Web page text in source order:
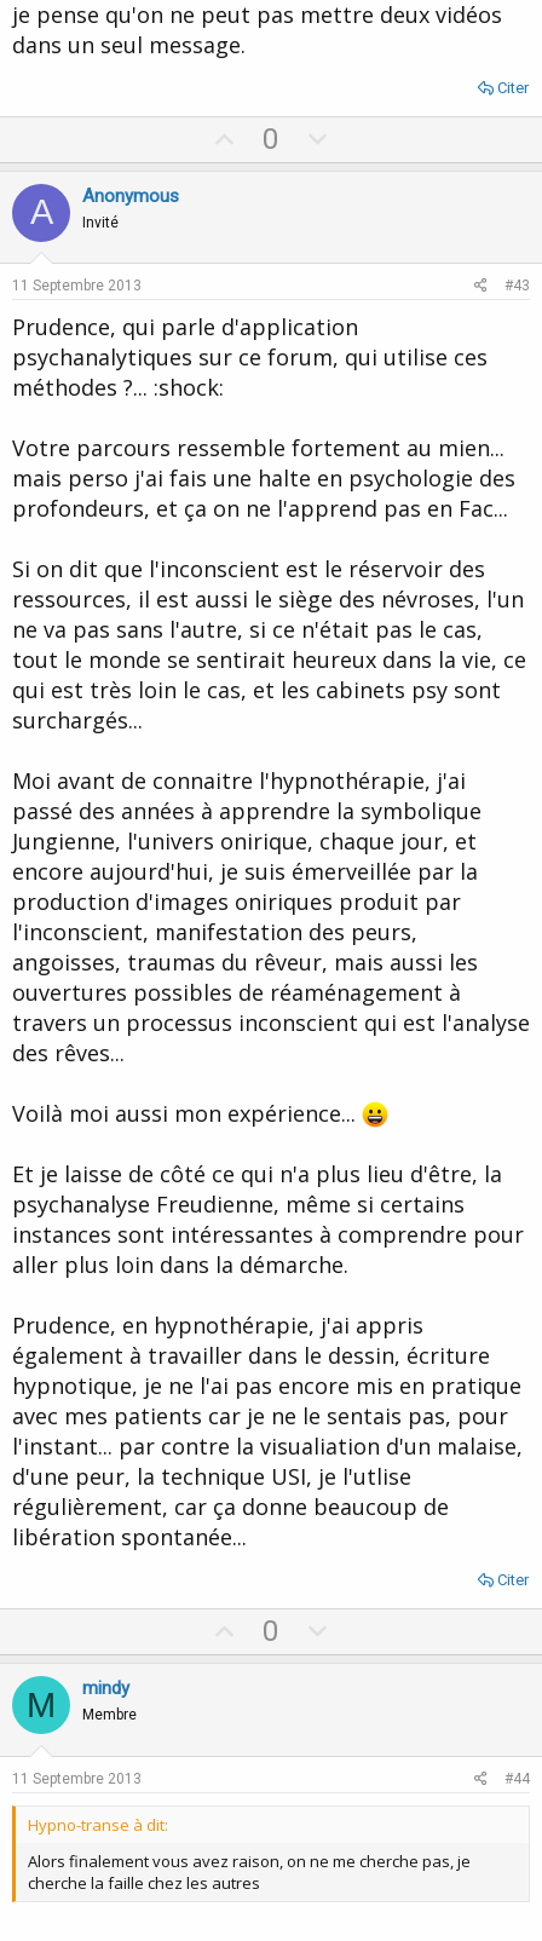
je pense qu'on ne peut pas mettre deux vidéos
dans un seul message.
Citer
p
t
0
o
v
e
A Anonymous
Invité
11 Septembre 2013 #43
Prudence, qui parle d'application
psychanalytiques sur ce forum, qui utilise ces
méthodes ?... :shock:
Votre parcours ressemble fortement au mien...
mais perso j'ai fais une halte en psychologie des
profondeurs, et ça on ne l'apprend pas en Fac...
Si on dit que l'inconscient est le réservoir des
ressources, il est aussi le siège des névroses, l'un
ne va pas sans l'autre, si ce n'était pas le cas,
tout le monde se sentirait heureux dans la vie, ce
qui est très loin le cas, et les cabinets psy sont
surchargés...
Moi avant de connaitre l'hypnothérapie, j'ai
passé des années à apprendre la symbolique
Jungienne, l'univers onirique, chaque jour, et
encore aujourd'hui, je suis émerveillée par la
production d'images oniriques produit par
l'inconscient, manifestation des peurs,
angoisses, traumas du rêveur, mais aussi les
ouvertures possibles de réaménagement à
travers un processus inconscient qui est l'analyse
des rêves...
Voilà moi aussi mon expérience...
Et je laisse de côté ce qui n'a plus lieu d'être, la
psychanalyse Freudienne, même si certains
instances sont intéressantes à comprendre pour
aller plus loin dans la démarche.
Prudence, en hypnothérapie, j'ai appris
également à travailler dans le dessin, écriture
hypnotique, je ne l'ai pas encore mis en pratique
avec mes patients car je ne le sentais pas, pour
l'instant... par contre la visualiation d'un malaise,
d'une peur, la technique USI, je l'utlise
régulièrement, car ça donne beaucoup de
libération spontanée...
Citer
p
0
o
M mindy
Membre
11 Septembre 2013 #44
Hypno-transe à dit:
Alors finalement vous avez raison, on ne me cherche pas, je
cherche la faille chez les autres